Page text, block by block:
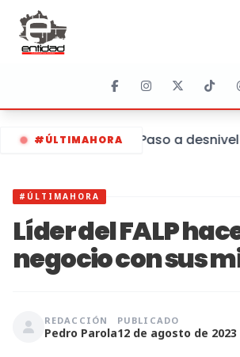
#ÚLTIMAHORA Paso a
#ÚLTIMAHORA
Líder del FALP
negocio con sus
REDACCIÓN
Pedro Parola
PUBLICADO
12 de agosto de 2023